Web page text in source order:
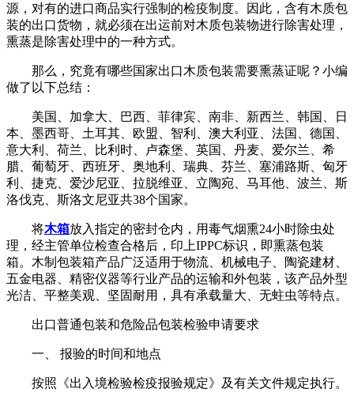
源，对有的进口商品实行强制的检疫制度。因此，含有木质包
装的出口货物，就必须在出运前对木质包装物进行除害处理，
熏蒸是除害处理中的一种方式。
那么，究竟有哪些国家出口木质包装需要熏蒸证呢？小编
做了以下总结：
美国、加拿大、巴西、菲律宾、南非、新西兰、韩国、日
本、墨西哥、土耳其、欧盟、智利、澳大利亚、法国、德国、
意大利、荷兰、比利时、卢森堡、英国、丹麦、爱尔兰、希
腊、葡萄牙、西班牙、奥地利、瑞典、芬兰、塞浦路斯、匈牙
利、捷克、爱沙尼亚、拉脱维亚、立陶宛、马耳他、波兰、斯
洛伐克、斯洛文尼亚共38个国家。
将木箱放入指定的密封仓内，用毒气烟熏24小时除虫处
理，经主管单位检查合格后，印上IPPC标识，即熏蒸包装
箱。木制包装箱产品广泛适用于物流、机械电子、陶瓷建材、
五金电器、精密仪器等行业产品的运输和外包装，该产品外型
光洁、平整美观、坚固耐用，具有承载量大、无蛀虫等特点。
出口普通包装和危险品包装检验申请要求
一、 报验的时间和地点
按照《出入境检验检疫报验规定》及有关文件规定执行。